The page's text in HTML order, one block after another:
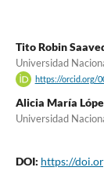
Tito Robin
Universidad
https://orcid.org/
Alicia María
Universidad
DOI: https://